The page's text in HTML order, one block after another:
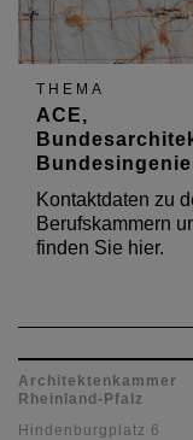
THEMA
ACE,
Kontaktdaten zu
Berufskammern
finden Sie hier.
Architektenkammer
Rheinland-Pfalz
Hindenburgplatz 6